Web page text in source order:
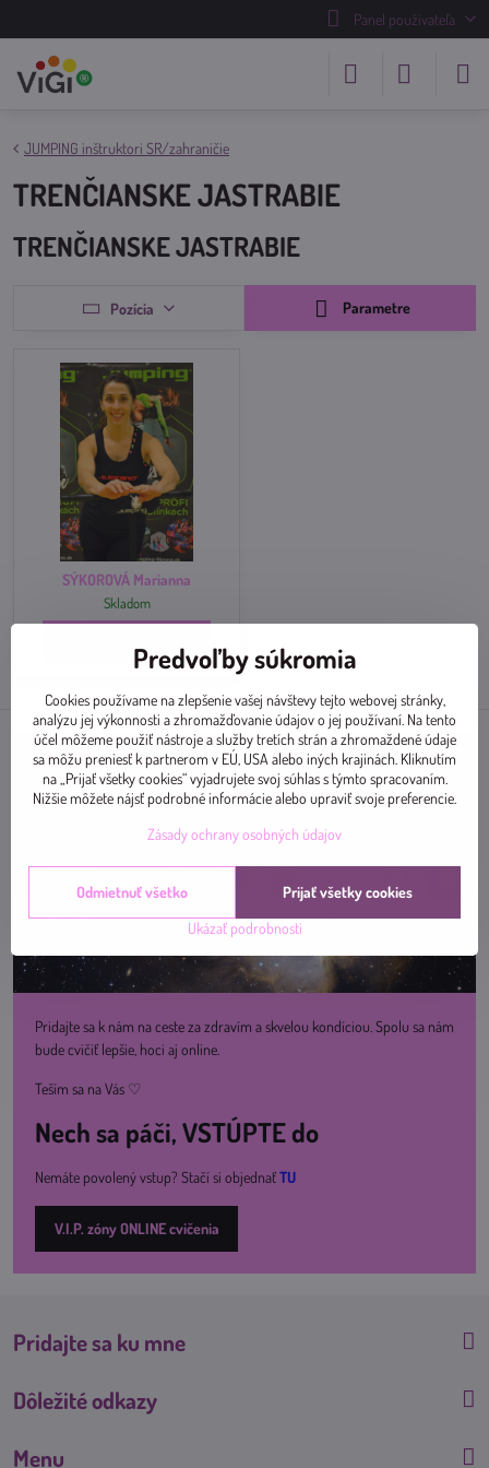
Panel používateľa
JUMPING inštruktori SR/zahraničie
TRENČIANSKE JASTRABIE
TRENČIANSKE JASTRABIE
Pozícia Parametre
SÝKOROVÁ Marianna
Skladom
Pridajte sa k nám na ceste za zdravím a skvelou kondíciou. Spolu sa nám
bude cvičiť lepšie, hoci aj online.
Teším sa na Vás ♡
Nech sa páči, VSTÚPTE do
Nemáte povolený vstup? Stačí si objednaťTU
V.I.P. zóny ONLINE cvičenia
Pridajte sa ku mne
Dôležité odkazy
Menu
Predvoľby súkromia
Cookies používame na zlepšenie vašej návštevy tejto webovej stránky,
analýzu jej výkonnosti a zhromažďovanie údajov o jej používaní. Na tento
účel môžeme použiť nástroje a služby tretích strán a zhromaždené údaje
sa môžu preniesť k partnerom v EÚ, USA alebo iných krajinách. Kliknutím
na „Prijať všetky cookies“ vyjadrujete svoj súhlas s týmto spracovaním.
Nižšie môžete nájsť podrobné informácie alebo upraviť svoje preferencie.
Zásady ochrany osobných údajov
Ukázať podrobnosti
Prijať všetky cookies
Odmietnuť všetko